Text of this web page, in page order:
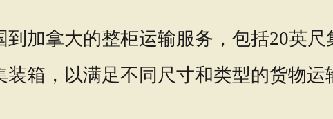
到加拿大的整柜运输服务，包括20英
箱，以满足不同尺寸和类型的货物运